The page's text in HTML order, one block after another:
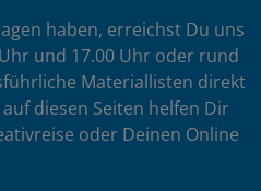
haben, erreichst Du uns
und 17.00 Uhr oder rund
Materiallisten direkt
diesen Seiten helfen Dir
oder Deinen Online